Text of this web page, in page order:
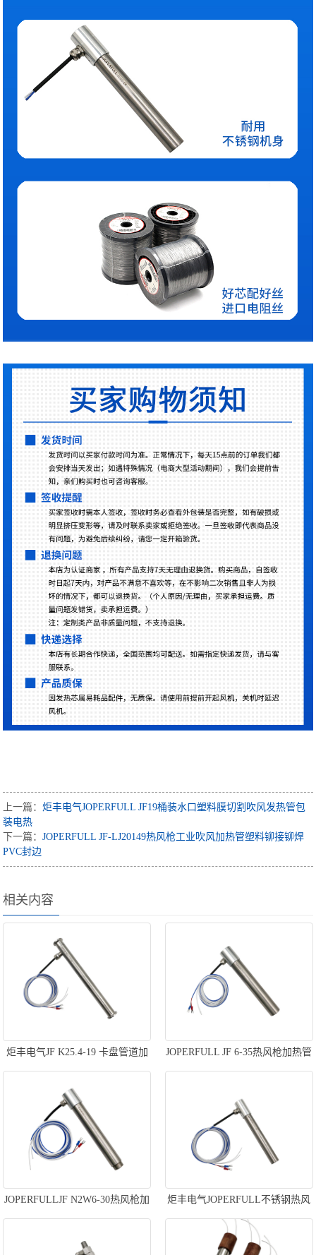
上一篇：炬丰电气JOPERFULL JF19桶装水口塑料膜切割吹风发热管包
装电热
下一篇：JOPERFULL JF-LJ20149热风枪工业吹风加热管塑料铆接铆焊
PVC封边
相关内容
炬丰电气JF K25.4-19 卡盘管道加
热风枪加热管快速升温自动化机
械
JOPERFULL JF 6-35热风枪加热管
塑料铆接铆焊非接触式加热PVC封
边
JOPERFULLJF N2W6-30热风枪加
热管塑料铆接铆焊PVC封边自动化
设备
炬丰电气JOPERFULL不锈钢热风
器中空加热器吹膜机塑料包装压
胶机